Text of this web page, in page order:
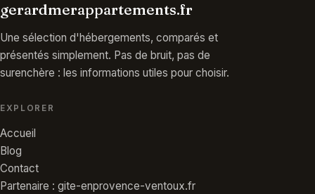
gerardmerappartements.fr
Une sélection d'hébergements, comparés et
présentés simplement. Pas de bruit, pas de
surenchère : les informations utiles pour choisir.
EXPLORER
Accueil
Blog
Contact
Partenaire : gite-enprovence-ventoux.fr